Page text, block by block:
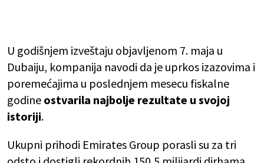
U godišnjem izveštaju objavljenom 7. maja u
Dubaiju, kompanija navodi da je uprkos izazovima i
poremećajima u poslednjem mesecu fiskalne
godine ostvarila najbolje rezultate u svojoj
istoriji.
Ukupni prihodi Emirates Group porasli su za tri